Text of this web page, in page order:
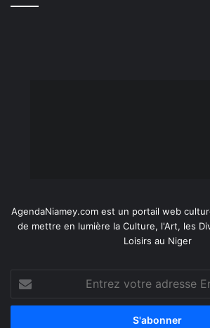
AgendaNiamey.com est un portail web
de mettre en lumière la Culture, l'Art, les
Loisirs au Niger
Entrez
votre
adresse